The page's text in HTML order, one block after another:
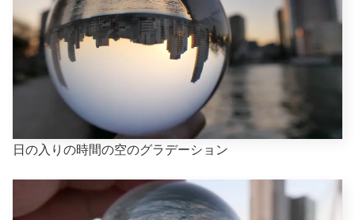
日の入りの時間の空のグラデーション